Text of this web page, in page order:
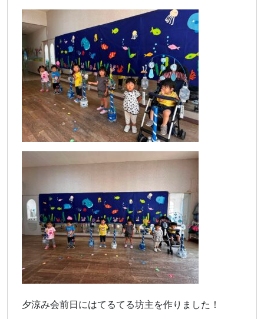
夕涼み会前日にはてるてる坊主を作りました！